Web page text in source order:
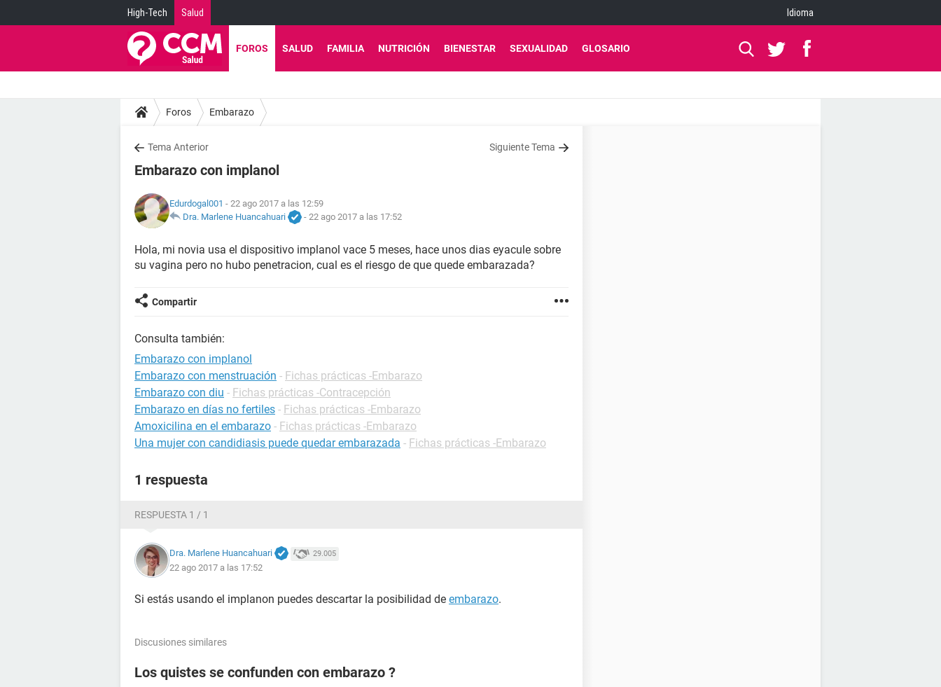
High-Tech Salud Idioma
FOROS SALUD FAMILIA NUTRICIÓN BIENESTAR SEXUALIDAD GLOSARIO
Foros Embarazo
Tema Anterior Siguiente Tema
Embarazo con implanol
Edurdogal001 - 22 ago 2017 a las 12:59
Dra. Marlene Huancahuari
- 22 ago 2017 a las 17:52
Hola, mi novia usa el dispositivo implanol vace 5 meses, hace unos dias eyacule sobre
su vagina pero no hubo penetracion, cual es el riesgo de que quede embarazada?
Compartir
Consulta también:
Embarazo con implanol
Embarazo con menstruación - Fichas prácticas -Embarazo
Embarazo con diu - Fichas prácticas -Contracepción
Embarazo en días no fertiles - Fichas prácticas -Embarazo
Amoxicilina en el embarazo - Fichas prácticas -Embarazo
Una mujer con candidiasis puede quedar embarazada - Fichas prácticas -Embarazo
1 respuesta
RESPUESTA 1 / 1
Dra. Marlene Huancahuari 29.005
22 ago 2017 a las 17:52
Si estás usando el implanon puedes descartar la posibilidad de embarazo.
Discusiones similares
Los quistes se confunden con embarazo ?